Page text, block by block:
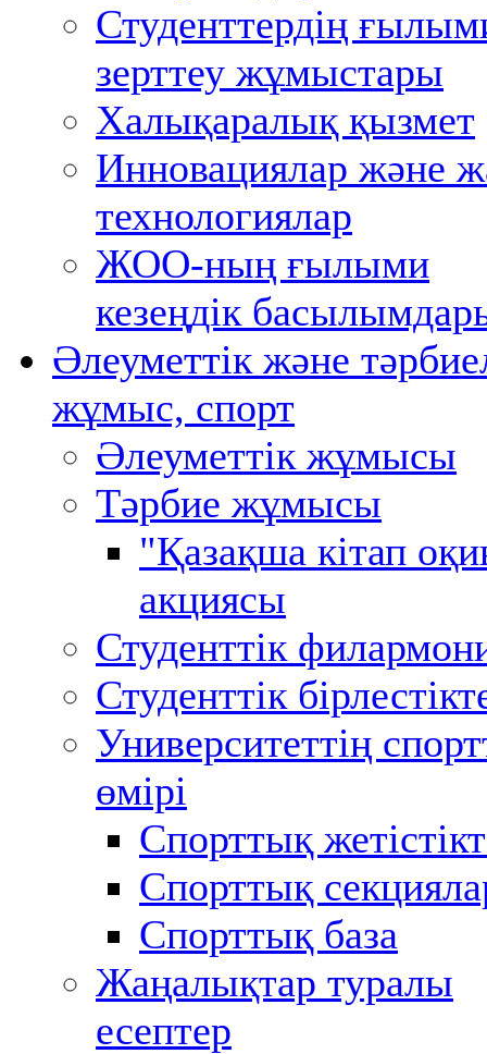
Студенттердің
зерттеу жұмыстары
Халықаралық қызмет
Инновациялар және
технологиялар
ЖОО-ның ғылыми
кезеңдік
Әлеуметтік және
жұмыс, спорт
Әлеуметтік жұмысы
Тәрбие жұмысы
"Қазақша кітап
акциясы
Студенттік
Студенттік
Университеттің
өмірі
Спорттық
Спорттық
Спорттық база
Жаңалықтар туралы
есептер